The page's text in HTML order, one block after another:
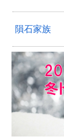
隕石家族